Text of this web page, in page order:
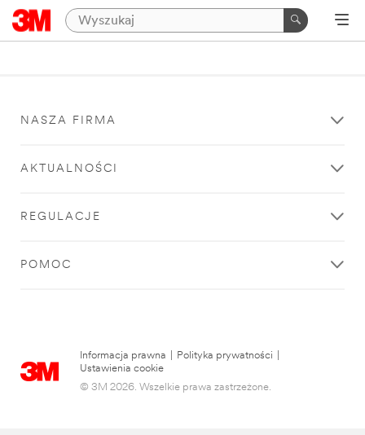
NASZA FIRMA
AKTUALNOŚCI
REGULACJE
POMOC
Informacja prawna Polityka prywatności
Ustawienia cookie
© 3M 2026. Wszelkie prawa zastrzeżone.